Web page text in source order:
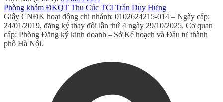
Phòng khám ĐKQT Thu Cúc TCI Trần Duy Hưng
Giấy CNĐK hoạt động chi nhánh: 0102624215-014 – Ngày cấp:
24/01/2019, đăng ký thay đổi lần thứ 4 ngày 29/10/2025. Cơ quan
cấp: Phòng Đăng ký kinh doanh – Sở Kế hoạch và Đầu tư thành
phố Hà Nội.